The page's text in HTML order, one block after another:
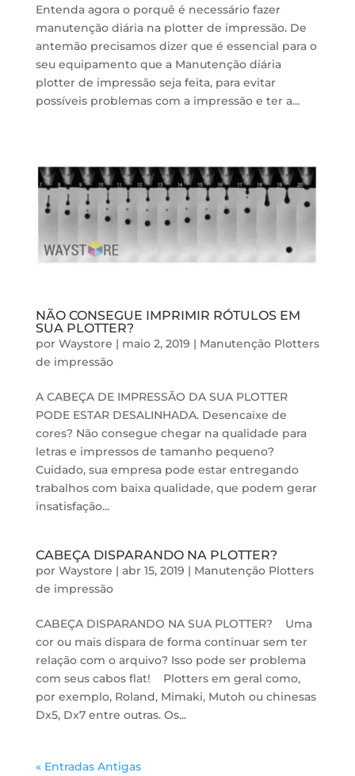
Entenda agora o porquê é necessário fazer
manutenção diária na plotter de impressão. De
antemão precisamos dizer que é essencial para o
seu equipamento que a Manutenção diária
plotter de impressão seja feita, para evitar
possíveis problemas com a impressão e ter a...
NÃO CONSEGUE IMPRIMIR RÓTULOS EM
SUA PLOTTER?
por Waystore | maio 2, 2019 | Manutenção Plotters
de impressão
A CABEÇA DE IMPRESSÃO DA SUA PLOTTER
PODE ESTAR DESALINHADA. Desencaixe de
cores? Não consegue chegar na qualidade para
letras e impressos de tamanho pequeno?
Cuidado, sua empresa pode estar entregando
trabalhos com baixa qualidade, que podem gerar
insatisfação...
CABEÇA DISPARANDO NA PLOTTER?
por Waystore | abr 15, 2019 | Manutenção Plotters
de impressão
CABEÇA DISPARANDO NA SUA PLOTTER? Uma
cor ou mais dispara de forma continuar sem ter
relação com o arquivo? Isso pode ser problema
com seus cabos flat! Plotters em geral como,
por exemplo, Roland, Mimaki, Mutoh ou chinesas
Dx5, Dx7 entre outras. Os...
« Entradas Antigas